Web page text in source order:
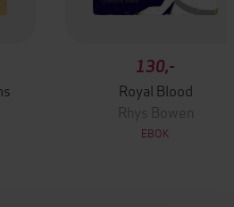
130,-
Royal Blood
Rhys Bowen
EBOK